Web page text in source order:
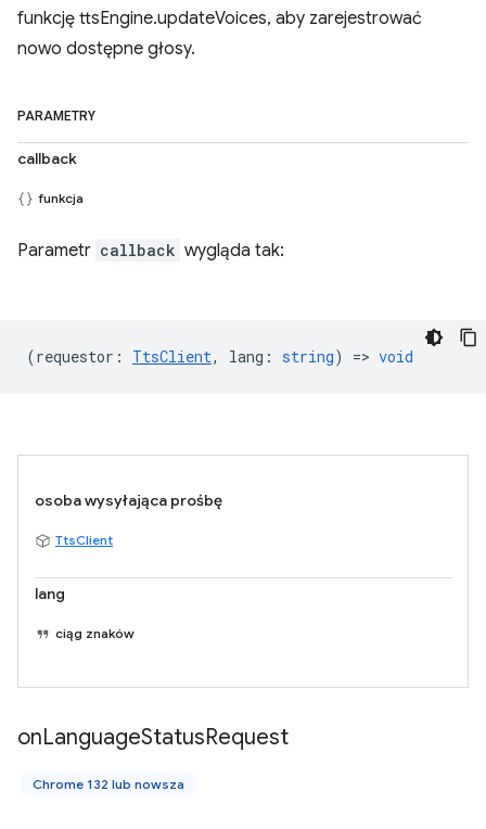
funkcję ttsEngine.updateVoices, aby zarejestrować
nowo dostępne głosy.
PARAMETRY
callback
funkcja
Parametr callback wygląda tak:
(requestor : TtsClient, lang : string) => void
osoba wysyłająca prośbę
TtsClient
lang
ciąg znaków
onLanguageStatusRequest
Chrome 132 lub nowsza